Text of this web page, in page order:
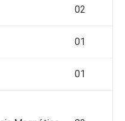
02
01
01